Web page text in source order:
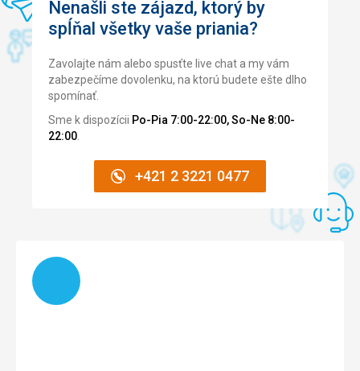
Nenašli ste zájazd, ktorý by
spĺňal všetky vaše priania?
Zavolajte nám alebo spusťte live chat a my vám
zabezpečíme dovolenku, na ktorú budete ešte dlho
spomínať.
Sme k dispozícii Po-Pia 7:00-22:00, So-Ne 8:00-
22:00.
+421 2 3221 0477
Načítam